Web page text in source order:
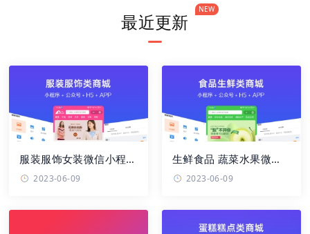
最近更新
NEW
服装服饰女装微信小程
序、app、H5、PC商
城、微信公众 ...
2023-06-09
生鲜食品 蔬菜水果微信
小程序、app、H5手机
网站、PC网 ...
2023-06-09